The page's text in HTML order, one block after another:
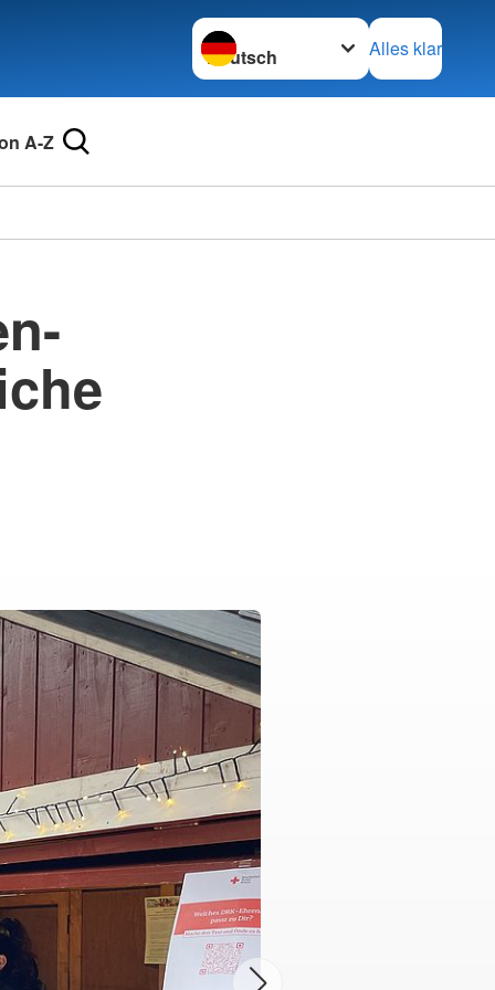
Sprache wechseln zu
Alles klar
A-Z